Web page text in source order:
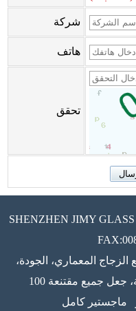
شركة
هاتف
تحقق
SHENZHEN JIMY GLASS
المعماري، الجودة،
ماجستير كامل